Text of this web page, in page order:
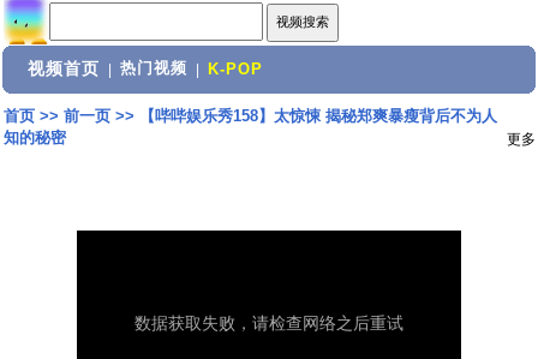
视频首页 热门视频 K-POP
首页>> 前一页>>
【哔哔娱乐秀158】太惊悚 揭秘郑爽暴瘦背后不为人
知的秘密
更多